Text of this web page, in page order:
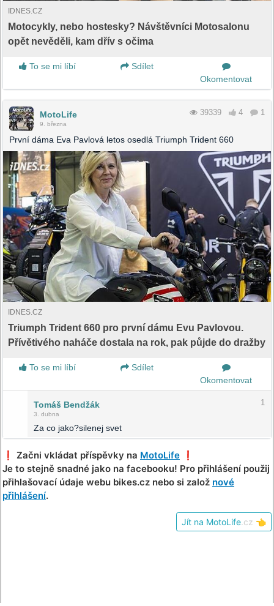
IDNES.CZ
Motocykly, nebo hostesky? Návštěvníci Motosalonu
opět nevěděli, kam dřív s očima
To se mi líbí
Sdílet
Okomentovat
MotoLife
9. března
39339 4 1
První dáma Eva Pavlová letos osedlá Triumph Trident 660
IDNES.CZ
Triumph Trident 660 pro první dámu Evu Pavlovou.
Přívětivého naháče dostala na rok, pak půjde do dražby
To se mi líbí
Sdílet
Okomentovat
Tomáš Bendžák
3. dubna
1
Za co jako?silenej svet
❗️ Začni vkládat příspěvky na MotoLife ❗️
Je to stejně snadné jako na facebooku! Pro přihlášení použij
přihlašovací údaje webu bikes.cz nebo si založ nové
přihlášení.
Jít na MotoLife .cz 👈